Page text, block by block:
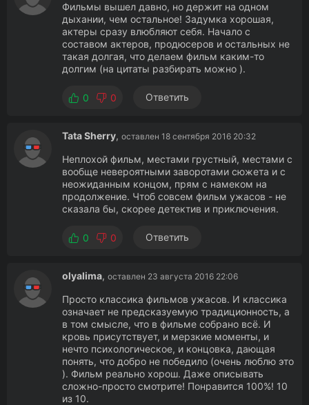
Фильмы вышел давно, но держит на одном
дыхании, чем остальное! Задумка хорошая,
актеры сразу влюбляют себя. Начало с
составом актеров, продюсеров и остальных не
такая долгая, что делаем фильм каким-то
долгим (на цитаты разбирать можно ).
0 0 Ответить
Tata Sherry, оставлен 18 сентября 2016 20:32
Неплохой фильм, местами грустный, местами с
вообще невероятными заворотами сюжета и с
неожиданным концом, прям с намеком на
продолжение. Чтоб совсем фильм ужасов - не
сказала бы, скорее детектив и приключения.
0 0 Ответить
olyalima, оставлен 23 августа 2016 22:06
Просто классика фильмов ужасов. И классика
означает не предсказуемую традиционность, а
в том смысле, что в фильме собрано всё. И
кровь присутствует, и мерзкие моменты, и
нечто психологическое, и концовка, дающая
понять, что добро не победило (очень люблю это
). Фильм реально хорош. Даже описывать
сложно-просто смотрите! Понравится 100%! 10
из 10.